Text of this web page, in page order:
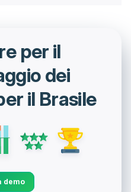
per il
dei
il Brasile
demo